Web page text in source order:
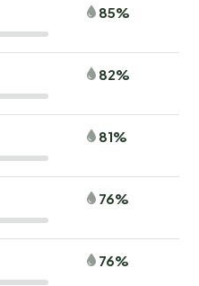
85%
82%
81%
76%
76%